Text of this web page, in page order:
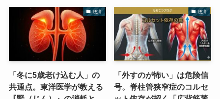
腰痛
「冬に5歳老け込む人」の
共通点。東洋医学が教える
腰痛
「外すのが怖い」は危険信
号。脊柱管狭窄症のコルセ